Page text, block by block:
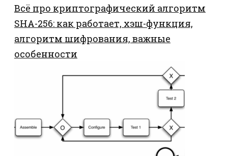
Всё про криптографический алгоритм
SHA-256: как работает, хэш-функция,
алгоритм шифрования, важные
особенности